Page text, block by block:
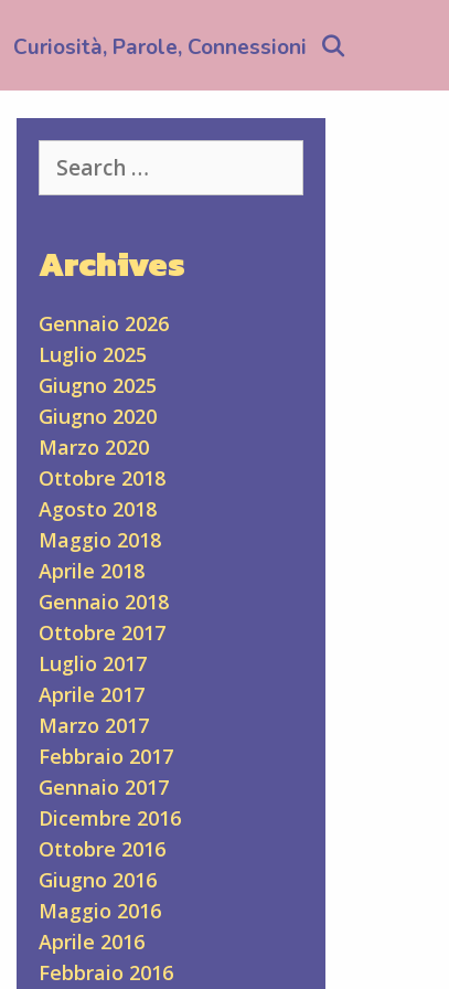
Curiosità, Parole, Connessioni
for:
Archives
Gennaio 2026
Luglio 2025
Giugno 2025
Giugno 2020
Marzo 2020
Ottobre 2018
Agosto 2018
Maggio 2018
Aprile 2018
Gennaio 2018
Ottobre 2017
Luglio 2017
Aprile 2017
Marzo 2017
Febbraio 2017
Gennaio 2017
Dicembre 2016
Ottobre 2016
Giugno 2016
Maggio 2016
Aprile 2016
Febbraio 2016